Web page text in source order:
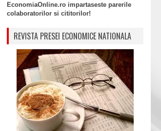
EconomiaOnline.ro impartaseste parerile
colaboratorilor si cititorilor!
REVISTA PRESEI ECONOMICE NATIONALA